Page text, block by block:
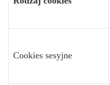
Cookies sesyjne